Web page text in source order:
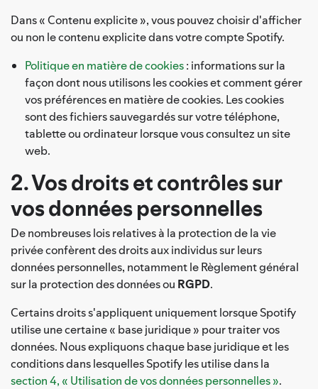
Dans « Contenu explicite », vous pouvez choisir d'afficher
ou non le contenu explicite dans votre compte Spotify.
Politique en matière de cookies: informations sur la
façon dont nous utilisons les cookies et comment gérer
vos préférences en matière de cookies. Les cookies
sont des fichiers sauvegardés sur votre téléphone,
tablette ou ordinateur lorsque vous consultez un site
web.
2. Vos droits et contrôles sur
vos données personnelles
De nombreuses lois relatives à la protection de la vie
privée confèrent des droits aux individus sur leurs
données personnelles, notamment le Règlement général
sur la protection des données ou RGPD.
Certains droits s'appliquent uniquement lorsque Spotify
utilise une certaine « base juridique » pour traiter vos
données. Nous expliquons chaque base juridique et les
conditions dans lesquelles Spotify les utilise dans la
section 4, « Utilisation de vos données personnelles ».